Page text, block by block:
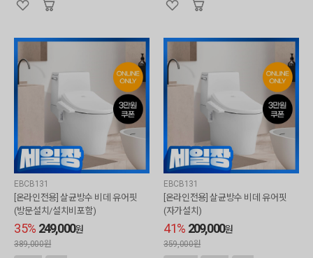
EBCB131
[온라인전용] 살균방수 비데 유어핏
(방문설치/설치비포함)
35% 249,000원
389,000원
EBCB131
[온라인전용] 살균방수 비데 유어핏
(자가설치)
41% 209,000원
359,000원